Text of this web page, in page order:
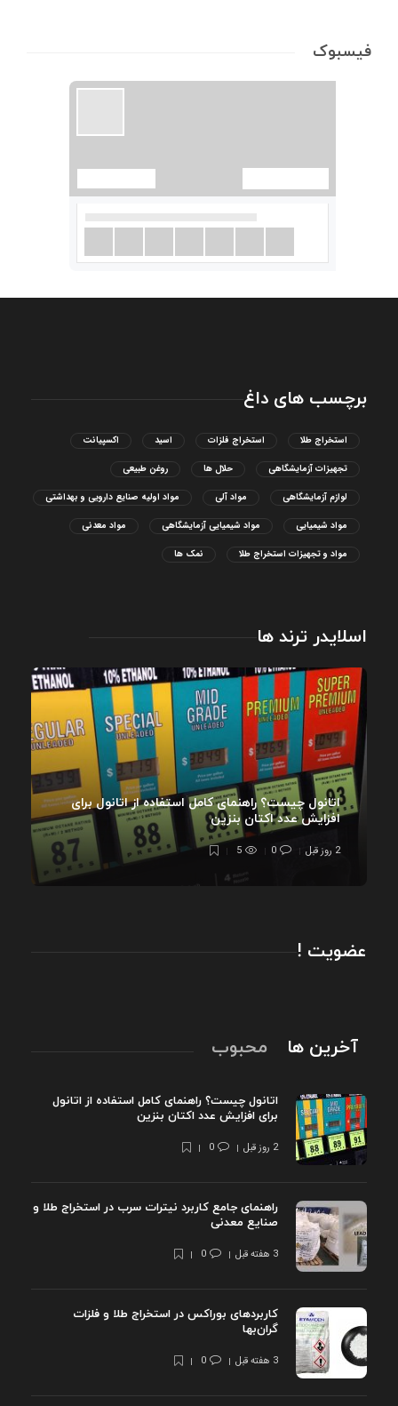
فیسبوک
برچسب های داغ
استخراج طلا استخراج فلزات اسید اکسپیانت
تجهیزات آزمایشگاهی حلال ها روغن طبیعی
لوازم آزمایشگاهی مواد آلی مواد اولیه صنایع دارویی و بهداشتی
مواد شیمیایی مواد شیمیایی آزمایشگاهی مواد معدنی
مواد و تجهیزات استخراج طلا نمک ها
اسلایدر ترند ها
اتانول چیست؟ راهنمای کامل استفاده از اتانول برای
افزایش عدد اکتان بنزین
2 روز قبل 0
5
عضویت !
آخرین ها محبوب
اتانول چیست؟ راهنمای کامل استفاده از اتانول
برای افزایش عدد اکتان بنزین
2 روز قبل 0
راهنمای جامع کاربرد نیترات سرب در استخراج طلا و
صنایع معدنی
3 هفته قبل 0
کاربردهای بوراکس در استخراج طلا و فلزات
گران‌بها
3 هفته قبل 0